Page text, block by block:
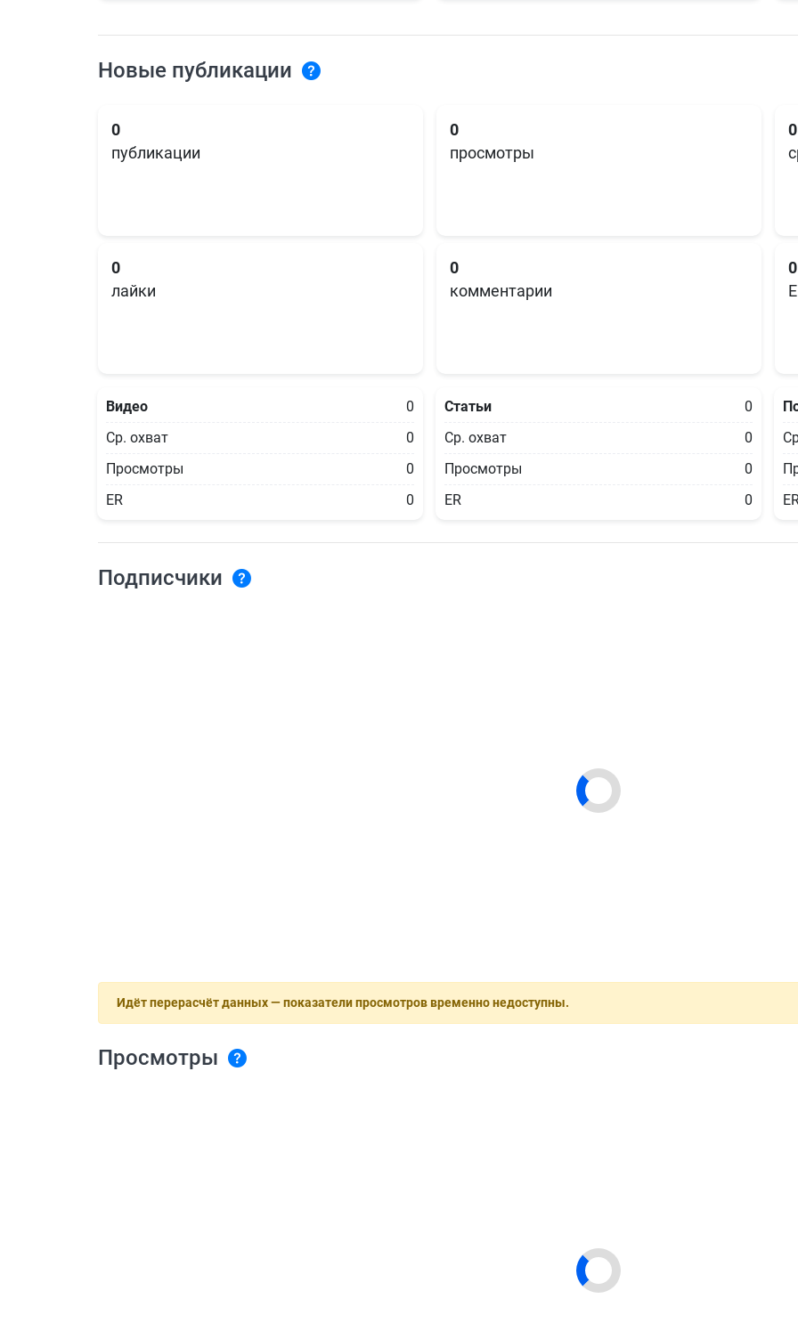
Новые публикации
0
публикации
0
просмотры
0
0
лайки
0
комментарии
0
Видео
0
Ср. охват
0
Просмотры
0
ER
0
Статьи
0
Ср. охват
0
Просмотры
0
ER
0
Подписчики
Идёт перерасчёт данных — показатели просмотров временно недоступны.
Просмотры